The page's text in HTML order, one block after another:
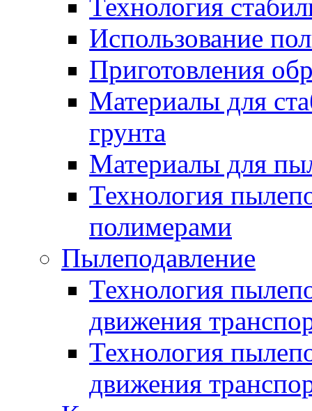
Технология
Использование
Приготовления
Материалы для
грунта
Материалы для
Технология
полимерами
Пылеподавление
Технология
движения
Технология
движения